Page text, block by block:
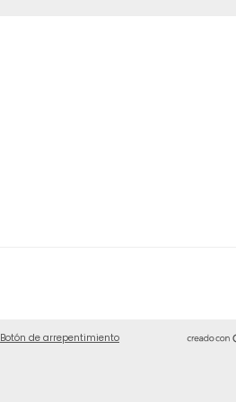
Botón de arrepentimiento